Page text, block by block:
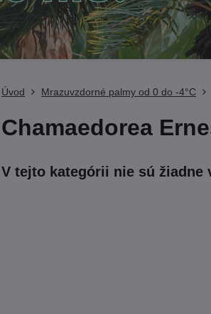
Úvod Mrazuvzdorné palmy od 0 do -4°C
Chamaedorea